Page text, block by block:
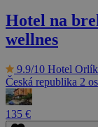
Hotel na
wellnes
9.9/10 Hotel
Česká republika 2
135 €